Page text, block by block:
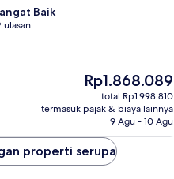
Baik
ulasan
Harga
sekarang
Rp1.868.089
Rp1.868.089
total Rp1.998.810
termasuk pajak & biaya lainnya
9 Agu - 10 Agu
properti serupa